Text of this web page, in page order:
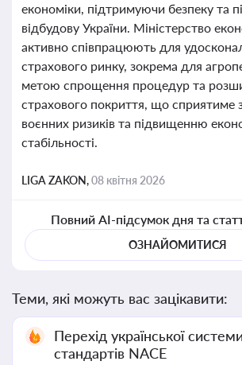
економіки, підтримуючи безпеку та
відбудову України. Міністерство
активно співпрацюють для
страхового ринку, зокрема для
метою спрощення процедур та
страхового покриття, що
воєнних ризиків та підвищенню
стабільності.
LIGA ZAKON,08 квітня 2026
Повний AI-підсумок дня та
ОЗНАЙОМИТИСЯ
Теми, які можуть вас зацікавити:
Перехід української
стандартів NACE